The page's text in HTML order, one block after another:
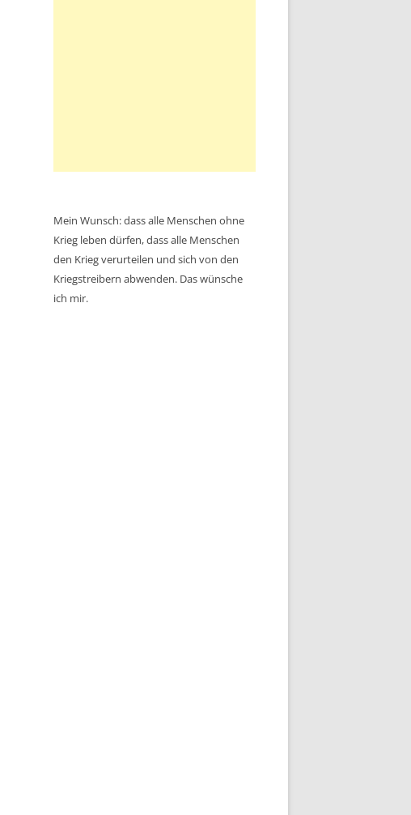
Mein Wunsch: dass alle Menschen ohne
Krieg leben dürfen, dass alle Menschen
den Krieg verurteilen und sich von den
Kriegstreibern abwenden. Das wünsche
ich mir.